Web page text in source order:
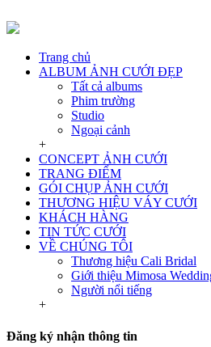
Trang chủ
ALBUM ẢNH CƯỚI ĐẸP
Tất cả albums
Phim trường
Studio
Ngoại cảnh
+
CONCEPT ẢNH CƯỚI
TRANG ĐIỂM
GÓI CHỤP ẢNH CƯỚI
THƯƠNG HIỆU VÁY CƯỚI
KHÁCH HÀNG
TIN TỨC CƯỚI
VỀ CHÚNG TÔI
Thương hiệu Cali Bridal
Giới thiệu Mimosa
Người nổi tiếng
+
Đăng ký nhận thông tin